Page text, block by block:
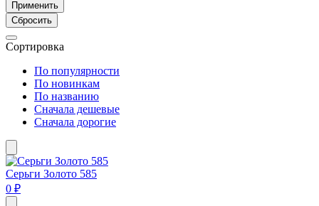
Применить
Сбросить
Сортировка
По популярности
По новинкам
По названию
Сначала дешевые
Сначала дорогие
Серьги Золото 585
0 ₽